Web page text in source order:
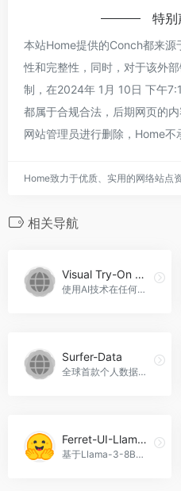
特别
本站Home提供的Conch都来源
性和完整性，同时，对于该外
制，在2024年 1月 10日 下午
都属于合规合法，后期网页的
网站管理员进行删除，Home不
Home致力于优质、实用的网络站点
相关导航
Visual Try-On Chrome Extension
使用AI技术在任何电商平台虚拟试穿衣物。Visual Try-On Chrome Extension官网入口网址
Surfer-Data
全球首款个人数据导出器，Surfer-Data官网入口网址
Ferret-UI-Llama8b
基于Llama-3-8B的多模态大型语言模型，专注于UI任务。